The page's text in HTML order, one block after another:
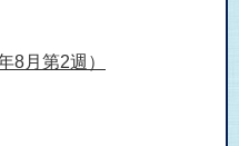
8月第2週）